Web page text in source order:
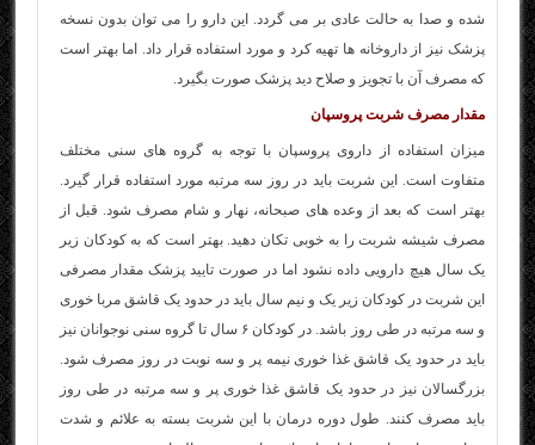
شده و صدا به حالت عادی بر می گردد. این دارو را می توان بدون نسخه
پزشک نیز از داروخانه ها تهیه کرد و مورد استفاده قرار داد. اما بهتر است
که مصرف آن با تجویز و صلاح دید پزشک صورت بگیرد.
مقدار مصرف شربت پروسپان
میزان استفاده از داروی پروسپان با توجه به گروه های سنی مختلف
متفاوت است. این شربت باید در روز سه مرتبه مورد استفاده قرار گیرد.
بهتر است که بعد از وعده های صبحانه، نهار و شام مصرف شود. قبل از
مصرف شیشه شربت را به خوبی تکان دهید. بهتر است که به کودکان زیر
یک سال هیچ دارویی داده نشود اما در صورت تایید پزشک مقدار مصرفی
این شربت در کودکان زیر یک و نیم سال باید در حدود یک قاشق مربا خوری
و سه مرتبه در طی روز باشد. در کودکان ۶ سال تا گروه سنی نوجوانان نیز
باید در حدود یک قاشق غذا خوری نیمه پر و سه نوبت در روز مصرف شود.
بزرگسالان نیز در حدود یک قاشق غذا خوری پر و سه مرتبه در طی روز
باید مصرف کنند. طول دوره درمان با این شربت بسته به علائم و شدت